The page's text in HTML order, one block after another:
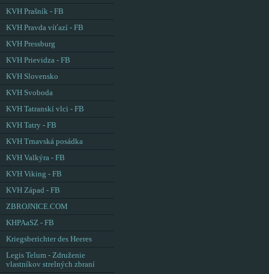
KVH Prašník - FB
KVH Pravda víťazí - FB
KVH Pressburg
KVH Prievidza - FB
KVH Slovensko
KVH Svoboda
KVH Tatranskí vlci - FB
KVH Tatry - FB
KVH Trnavská posádka
KVH Valkýra - FB
KVH Viking - FB
KVH Západ - FB
ZBROJNICE.COM
KHPAaSZ - FB
Kriegsberichter des Heeres
Legis Telum - Združenie
vlastníkov strelných zbraní